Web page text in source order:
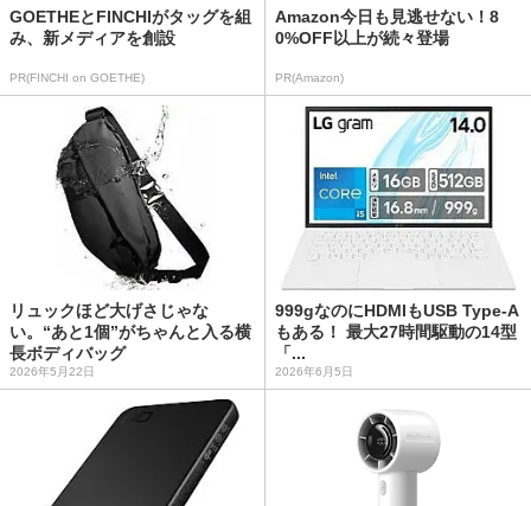
GOETHEとFINCHIがタッグを組
み、新メディアを創設
PR(FINCHI on GOETHE)
Amazon今日も見逃せない！8
0%OFF以上が続々登場
PR(Amazon)
リュックほど大げさじゃな
い。“あと1個”がちゃんと入る横
長ボディバッグ
2026年5月22日
999gなのにHDMIもUSB Type-A
もある！ 最大27時間駆動の14型
「...
2026年6月5日